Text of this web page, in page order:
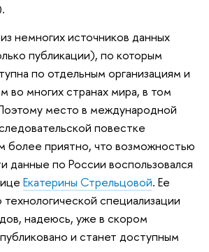
немногих источников данных
публикации), по которым
по отдельным организациям и
во многих странах мира, в том
место в международной
повестке
более приятно, что возможностью
данные по России воспользовался
Екатерины Стрельцовой. Ее
специализации
надеюсь, уже в скором
и станет доступным